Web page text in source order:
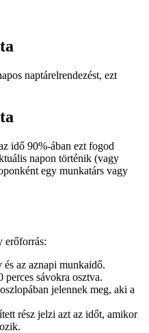
naptárelrendezést, ezt
idő 90%-ában ezt fogod
napon történik (vagy
egy munkatárs vagy
erőforrás:
és az aznapi munkaidő.
perces sávokra osztva.
jelennek meg, aki a
rész jelzi azt az időt, amikor